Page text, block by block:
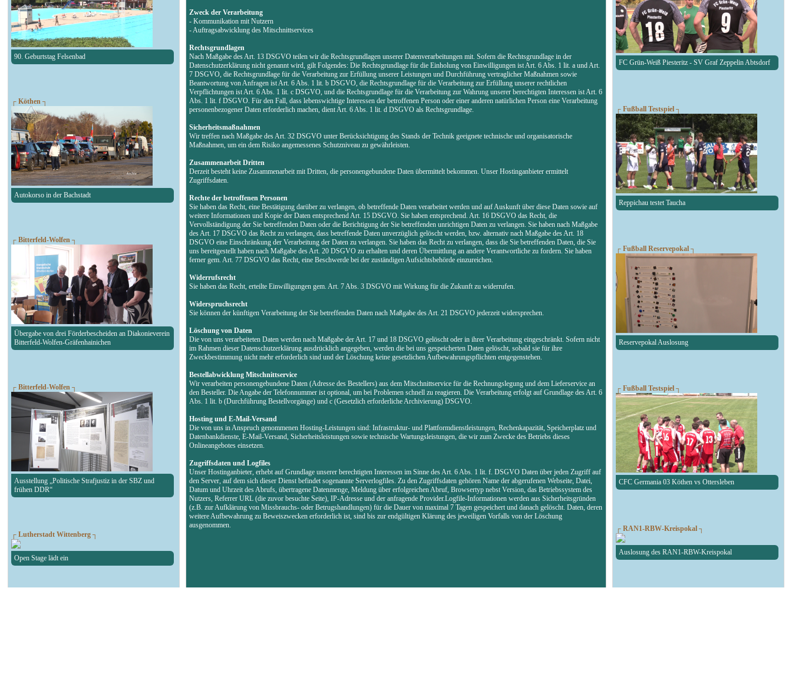
90. Geburtstag Felsenbad
┌ Köthen ┐
Autokorso in der Bachstadt
┌ Bitterfeld-Wolfen ┐
Übergabe von drei Förderbescheiden an Diakonieverein
Bitterfeld-Wolfen-Gräfenhainichen
┌ Bitterfeld-Wolfen ┐
Ausstellung „Politische Strafjustiz in der SBZ und
frühen DDR“
┌ Lutherstadt Wittenberg ┐
Open Stage lädt ein
Zweck der Verarbeitung
- Kommunikation mit Nutzern
- Auftragsabwicklung des Mitschnittservices
Rechtsgrundlagen
Nach Maßgabe des Art. 13 DSGVO teilen wir die Rechtsgrundlagen unserer Datenverarbeitungen mit. Sofern die Rechtsgrundlage in der
Datenschutzerklärung nicht genannt wird, gilt Folgendes: Die Rechtsgrundlage für die Einholung von Einwilligungen ist Art. 6 Abs. 1 lit. a und Art.
7 DSGVO, die Rechtsgrundlage für die Verarbeitung zur Erfüllung unserer Leistungen und Durchführung vertraglicher Maßnahmen sowie
Beantwortung von Anfragen ist Art. 6 Abs. 1 lit. b DSGVO, die Rechtsgrundlage für die Verarbeitung zur Erfüllung unserer rechtlichen
Verpflichtungen ist Art. 6 Abs. 1 lit. c DSGVO, und die Rechtsgrundlage für die Verarbeitung zur Wahrung unserer berechtigten Interessen ist Art. 6
Abs. 1 lit. f DSGVO. Für den Fall, dass lebenswichtige Interessen der betroffenen Person oder einer anderen natürlichen Person eine Verarbeitung
personenbezogener Daten erforderlich machen, dient Art. 6 Abs. 1 lit. d DSGVO als Rechtsgrundlage.
Sicherheitsmaßnahmen
Wir treffen nach Maßgabe des Art. 32 DSGVO unter Berücksichtigung des Stands der Technik geeignete technische und organisatorische
Maßnahmen, um ein dem Risiko angemessenes Schutzniveau zu gewährleisten.
Zusammenarbeit Dritten
Derzeit besteht keine Zusammenarbeit mit Dritten, die personengebundene Daten übermittelt bekommen. Unser Hostinganbieter ermittelt
Zugriffsdaten.
Rechte der betroffenen Personen
Sie haben das Recht, eine Bestätigung darüber zu verlangen, ob betreffende Daten verarbeitet werden und auf Auskunft über diese Daten sowie auf
weitere Informationen und Kopie der Daten entsprechend Art. 15 DSGVO. Sie haben entsprechend. Art. 16 DSGVO das Recht, die
Vervollständigung der Sie betreffenden Daten oder die Berichtigung der Sie betreffenden unrichtigen Daten zu verlangen. Sie haben nach Maßgabe
des Art. 17 DSGVO das Recht zu verlangen, dass betreffende Daten unverzüglich gelöscht werden, bzw. alternativ nach Maßgabe des Art. 18
DSGVO eine Einschränkung der Verarbeitung der Daten zu verlangen. Sie haben das Recht zu verlangen, dass die Sie betreffenden Daten, die Sie
uns bereitgestellt haben nach Maßgabe des Art. 20 DSGVO zu erhalten und deren Übermittlung an andere Verantwortliche zu fordern. Sie haben
ferner gem. Art. 77 DSGVO das Recht, eine Beschwerde bei der zuständigen Aufsichtsbehörde einzureichen.
Widerrufsrecht
Sie haben das Recht, erteilte Einwilligungen gem. Art. 7 Abs. 3 DSGVO mit Wirkung für die Zukunft zu widerrufen.
Widerspruchsrecht
Sie können der künftigen Verarbeitung der Sie betreffenden Daten nach Maßgabe des Art. 21 DSGVO jederzeit widersprechen.
Löschung von Daten
Die von uns verarbeiteten Daten werden nach Maßgabe der Art. 17 und 18 DSGVO gelöscht oder in ihrer Verarbeitung eingeschränkt. Sofern nicht
im Rahmen dieser Datenschutzerklärung ausdrücklich angegeben, werden die bei uns gespeicherten Daten gelöscht, sobald sie für ihre
Zweckbestimmung nicht mehr erforderlich sind und der Löschung keine gesetzlichen Aufbewahrungspflichten entgegenstehen.
Bestellabwicklung Mitschnittservice
Wir verarbeiten personengebundene Daten (Adresse des Bestellers) aus dem Mitschnittservice für die Rechnungslegung und dem Lieferservice an
den Besteller. Die Angabe der Telefonnummer ist optional, um bei Problemen schnell zu reagieren. Die Verarbeitung erfolgt auf Grundlage des Art. 6
Abs. 1 lit. b (Durchführung Bestellvorgänge) und c (Gesetzlich erforderliche Archivierung) DSGVO.
Hosting und E-Mail-Versand
Die von uns in Anspruch genommenen Hosting-Leistungen sind: Infrastruktur- und Plattformdienstleistungen, Rechenkapazität, Speicherplatz und
Datenbankdienste, E-Mail-Versand, Sicherheitsleistungen sowie technische Wartungsleistungen, die wir zum Zwecke des Betriebs dieses
Onlineangebotes einsetzen.
Zugriffsdaten und Logfiles
Unser Hostinganbieter, erhebt auf Grundlage unserer berechtigten Interessen im Sinne des Art. 6 Abs. 1 lit. f. DSGVO Daten über jeden Zugriff auf
den Server, auf dem sich dieser Dienst befindet sogenannte Serverlogfiles. Zu den Zugriffsdaten gehören Name der abgerufenen Webseite, Datei,
Datum und Uhrzeit des Abrufs, übertragene Datenmenge, Meldung über erfolgreichen Abruf, Browsertyp nebst Version, das Betriebssystem des
Nutzers, Referrer URL (die zuvor besuchte Seite), IP-Adresse und der anfragende Provider.Logfile-Informationen werden aus Sicherheitsgründen
(z.B. zur Aufklärung von Missbrauchs- oder Betrugshandlungen) für die Dauer von maximal 7 Tagen gespeichert und danach gelöscht. Daten, deren
weitere Aufbewahrung zu Beweiszwecken erforderlich ist, sind bis zur endgültigen Klärung des jeweiligen Vorfalls von der Löschung
ausgenommen.
FC Grün-Weiß Piesteritz - SV Graf Zeppelin Abtsdorf
┌ Fußball Testspiel ┐
Reppichau testet Taucha
┌ Fußball Reservepokal ┐
Reservepokal Auslosung
┌ Fußball Testspiel ┐
CFC Germania 03 Köthen vs Ottersleben
┌ RAN1-RBW-Kreispokal ┐
Auslosung des RAN1-RBW-Kreispokal